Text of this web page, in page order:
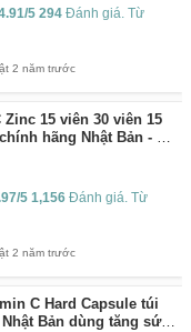
5 294 Đánh giá. Từ
2 năm trước
15 viên 30 viên 15
hãng Nhật Bản - Hỗ
5 1,156 Đánh giá. Từ
2 năm trước
C Hard Capsule túi
Bản dùng tăng sức